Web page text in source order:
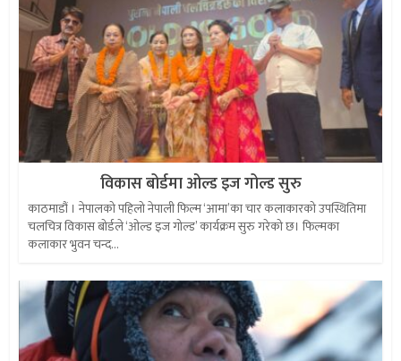
विकास बोर्डमा ओल्ड इज गोल्ड सुरु
काठमाडौं । नेपालको पहिलो नेपाली फिल्म ‘आमा’का चार कलाकारको उपस्थितिमा
चलचित्र विकास बोर्डले ‘ओल्ड इज गोल्ड’ कार्यक्रम सुरु गरेको छ। फिल्मका
कलाकार भुवन चन्द...